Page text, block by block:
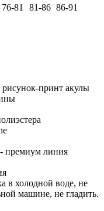
76-81 81-86 86-91
рисунок-принт акулы
премиум линия
в холодной воде, не
машине, не гладить.